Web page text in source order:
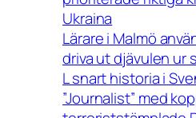
Ukraina
Lärare i Malmö
driva ut djävulen ur
L snart historia i
”Journalist” med